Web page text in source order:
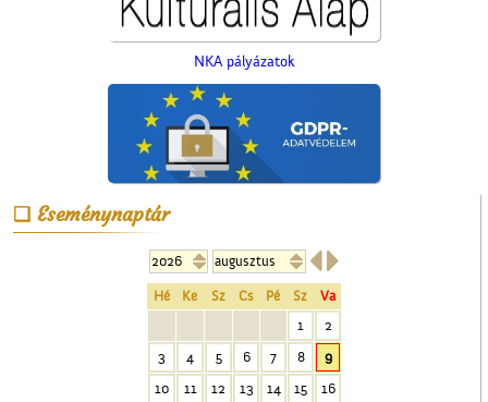
NKA pályázatok
Eseménynaptár

Hé Ke Sz Cs Pé Sz
Va
1
2
3
4 5 6 7 8
9
10
11 12 13 14 15 16